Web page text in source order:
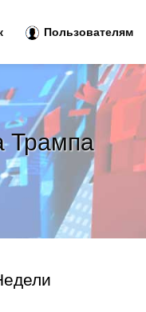
Трампа
Пользователям